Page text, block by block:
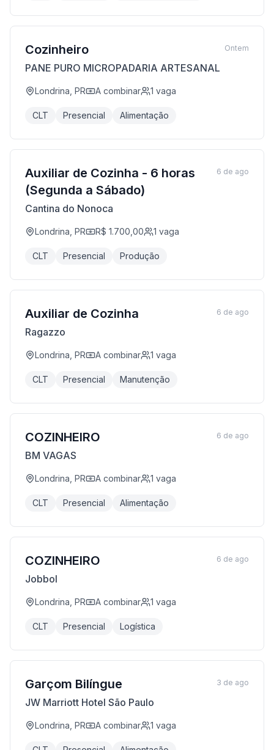
Cozinheiro
PANE PURO MICROPADARIA ARTESANAL
Londrina, PR A combinar 1 vaga
CLT Presencial Alimentação
Ontem
Auxiliar de Cozinha - 6 horas
(Segunda a Sábado)
Cantina do Nonoca
Londrina, PR R$ 1.700,00 1 vaga
CLT Presencial Produção
6 de ago
Auxiliar de Cozinha
Ragazzo
Londrina, PR A combinar 1 vaga
CLT Presencial Manutenção
6 de ago
COZINHEIRO
BM VAGAS
Londrina, PR A combinar 1 vaga
CLT Presencial Alimentação
6 de ago
COZINHEIRO
Jobbol
Londrina, PR A combinar 1 vaga
CLT Presencial Logística
6 de ago
Garçom Bilíngue
JW Marriott Hotel São Paulo
Londrina, PR A combinar 1 vaga
3 de ago